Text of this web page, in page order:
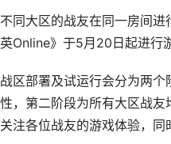
大区的战友在同一房间进
Online》于5月20日起进行
部署及试运行会分为两个
，第二阶段为所有大区战
注各位战友的游戏体验，同